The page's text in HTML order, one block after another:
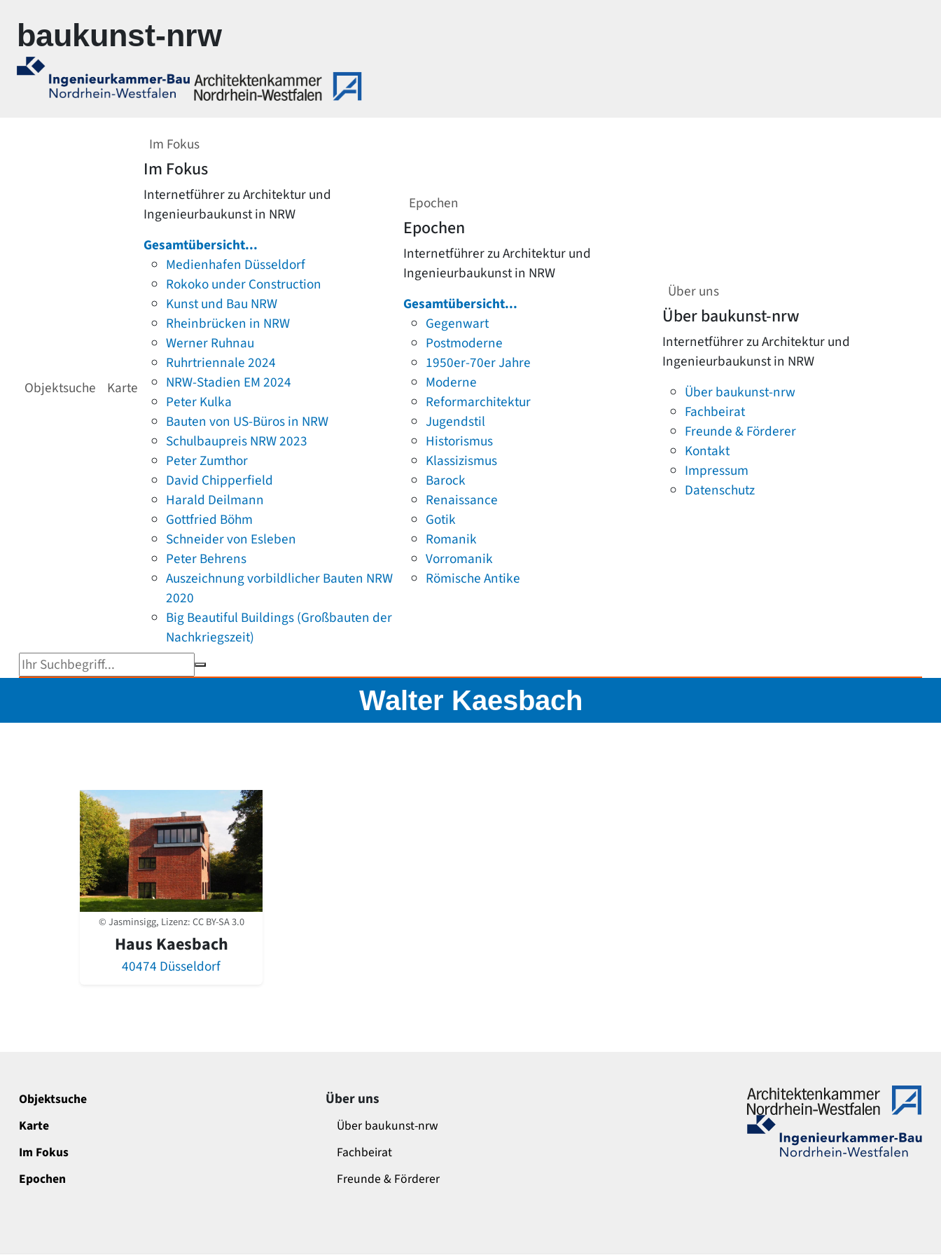
baukunst-nrw
Objektsuche Karte
Im Fokus
Im Fokus
Internetführer zu Architektur und
Ingenieurbaukunst in NRW
Gesamtübersicht...
Medienhafen Düsseldorf
Rokoko under Construction
Kunst und Bau NRW
Rheinbrücken in NRW
Werner Ruhnau
Ruhrtriennale 2024
NRW-Stadien EM 2024
Peter Kulka
Bauten von US-Büros in NRW
Schulbaupreis NRW 2023
Peter Zumthor
David Chipperfield
Harald Deilmann
Gottfried Böhm
Schneider von Esleben
Peter Behrens
Auszeichnung vorbildlicher Bauten NRW
2020
Big Beautiful Buildings (Großbauten der
Nachkriegszeit)
Epochen
Epochen
Internetführer zu Architektur und
Ingenieurbaukunst in NRW
Gesamtübersicht...
Gegenwart
Postmoderne
1950er-70er Jahre
Moderne
Reformarchitektur
Jugendstil
Historismus
Klassizismus
Barock
Renaissance
Gotik
Romanik
Vorromanik
Römische Antike
Über uns
Über baukunst-nrw
Internetführer zu Architektur und
Ingenieurbaukunst in NRW
Über baukunst-nrw
Fachbeirat
Freunde & Förderer
Kontakt
Impressum
Datenschutz
Suchbegriff eingeben
Walter Kaesbach
© Jasminsigg, Lizenz:CC BY-SA 3.0
Haus Kaesbach
40474 Düsseldorf
Objektsuche
Karte
Im Fokus
Epochen
Über uns
Über baukunst-nrw
Fachbeirat
Freunde & Förderer